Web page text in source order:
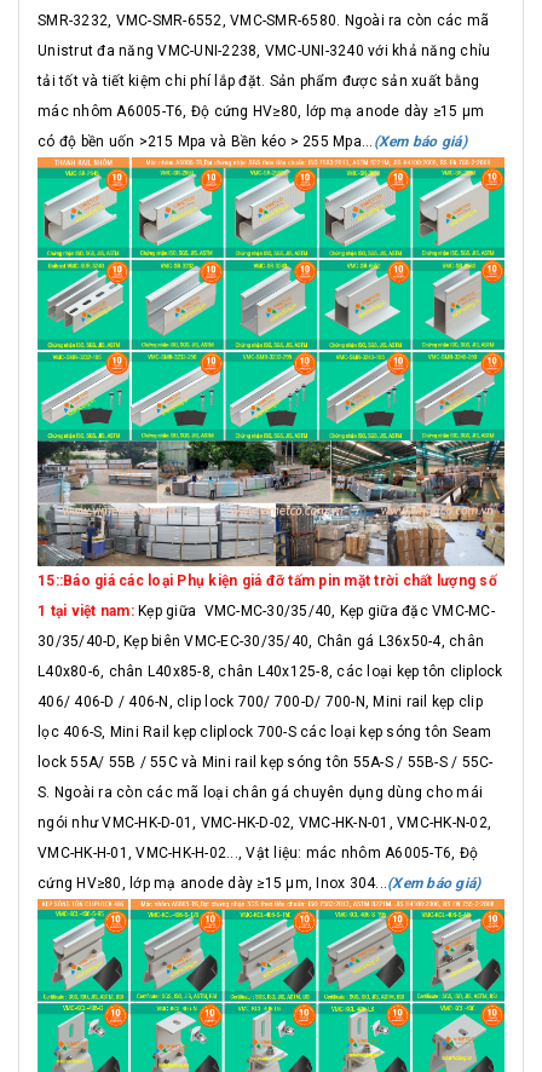
SMR-3232, VMC-SMR-6552, VMC-SMR-6580. Ngoài ra còn các mã
Unistrut đa năng VMC-UNI-2238, VMC-UNI-3240 với khả năng chỉu
tải tốt và tiết kiệm chi phí lắp đặt. Sản phẩm được sản xuất bằng
mác nhôm A6005-T6, Độ cứng HV≥80, lớp mạ anode dày ≥15 μm
có độ bền uốn >215 Mpa và Bền kéo > 255 Mpa...
(Xem báo giá)
15::Báo giá các loại Phụ kiện giá đỡ tấm pin mặt trời chất lượng số
1 tại việt nam: Kẹp giữa VMC-MC-30/35/40, Kẹp giữa đặc VMC-MC-
30/35/40-D, Kẹp biên VMC-EC-30/35/40, Chân gá L36x50-4, chân
L40x80-6, chân L40x85-8, chân L40x125-8, các loại kẹp tôn cliplock
406/ 406-D / 406-N, clip lock 700/ 700-D/ 700-N, Mini rail kẹp clip
lọc 406-S, Mini Rail kẹp cliplock 700-S các loại kẹp sóng tôn Seam
lock 55A/ 55B / 55C và Mini rail kẹp sóng tôn 55A-S / 55B-S / 55C-
S. Ngoài ra còn các mã loại chân gá chuyên dụng dùng cho mái
ngói như VMC-HK-D-01, VMC-HK-D-02, VMC-HK-N-01, VMC-HK-N-02,
VMC-HK-H-01, VMC-HK-H-02..., Vật liệu: mác nhôm A6005-T6, Độ
cứng HV≥80, lớp mạ anode dày ≥15 μm, Inox 304... (Xem báo giá)